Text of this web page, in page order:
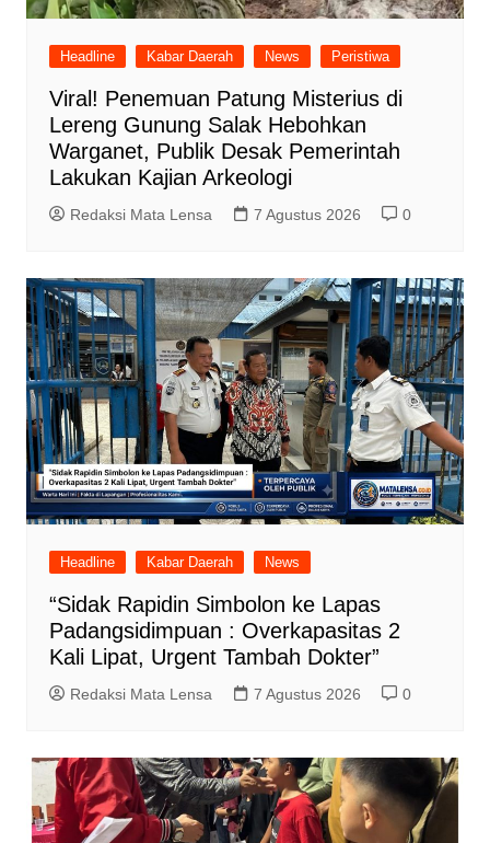
Headline Kabar Daerah News Peristiwa
Viral! Penemuan Patung Misterius di
Lereng Gunung Salak Hebohkan
Warganet, Publik Desak Pemerintah
Lakukan Kajian Arkeologi
Redaksi Mata Lensa 7 Agustus 2026 0
Headline Kabar Daerah News
“Sidak Rapidin Simbolon ke Lapas
Padangsidimpuan : Overkapasitas 2
Kali Lipat, Urgent Tambah Dokter”
Redaksi Mata Lensa 7 Agustus 2026 0